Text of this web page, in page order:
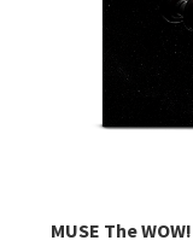
MUSE The